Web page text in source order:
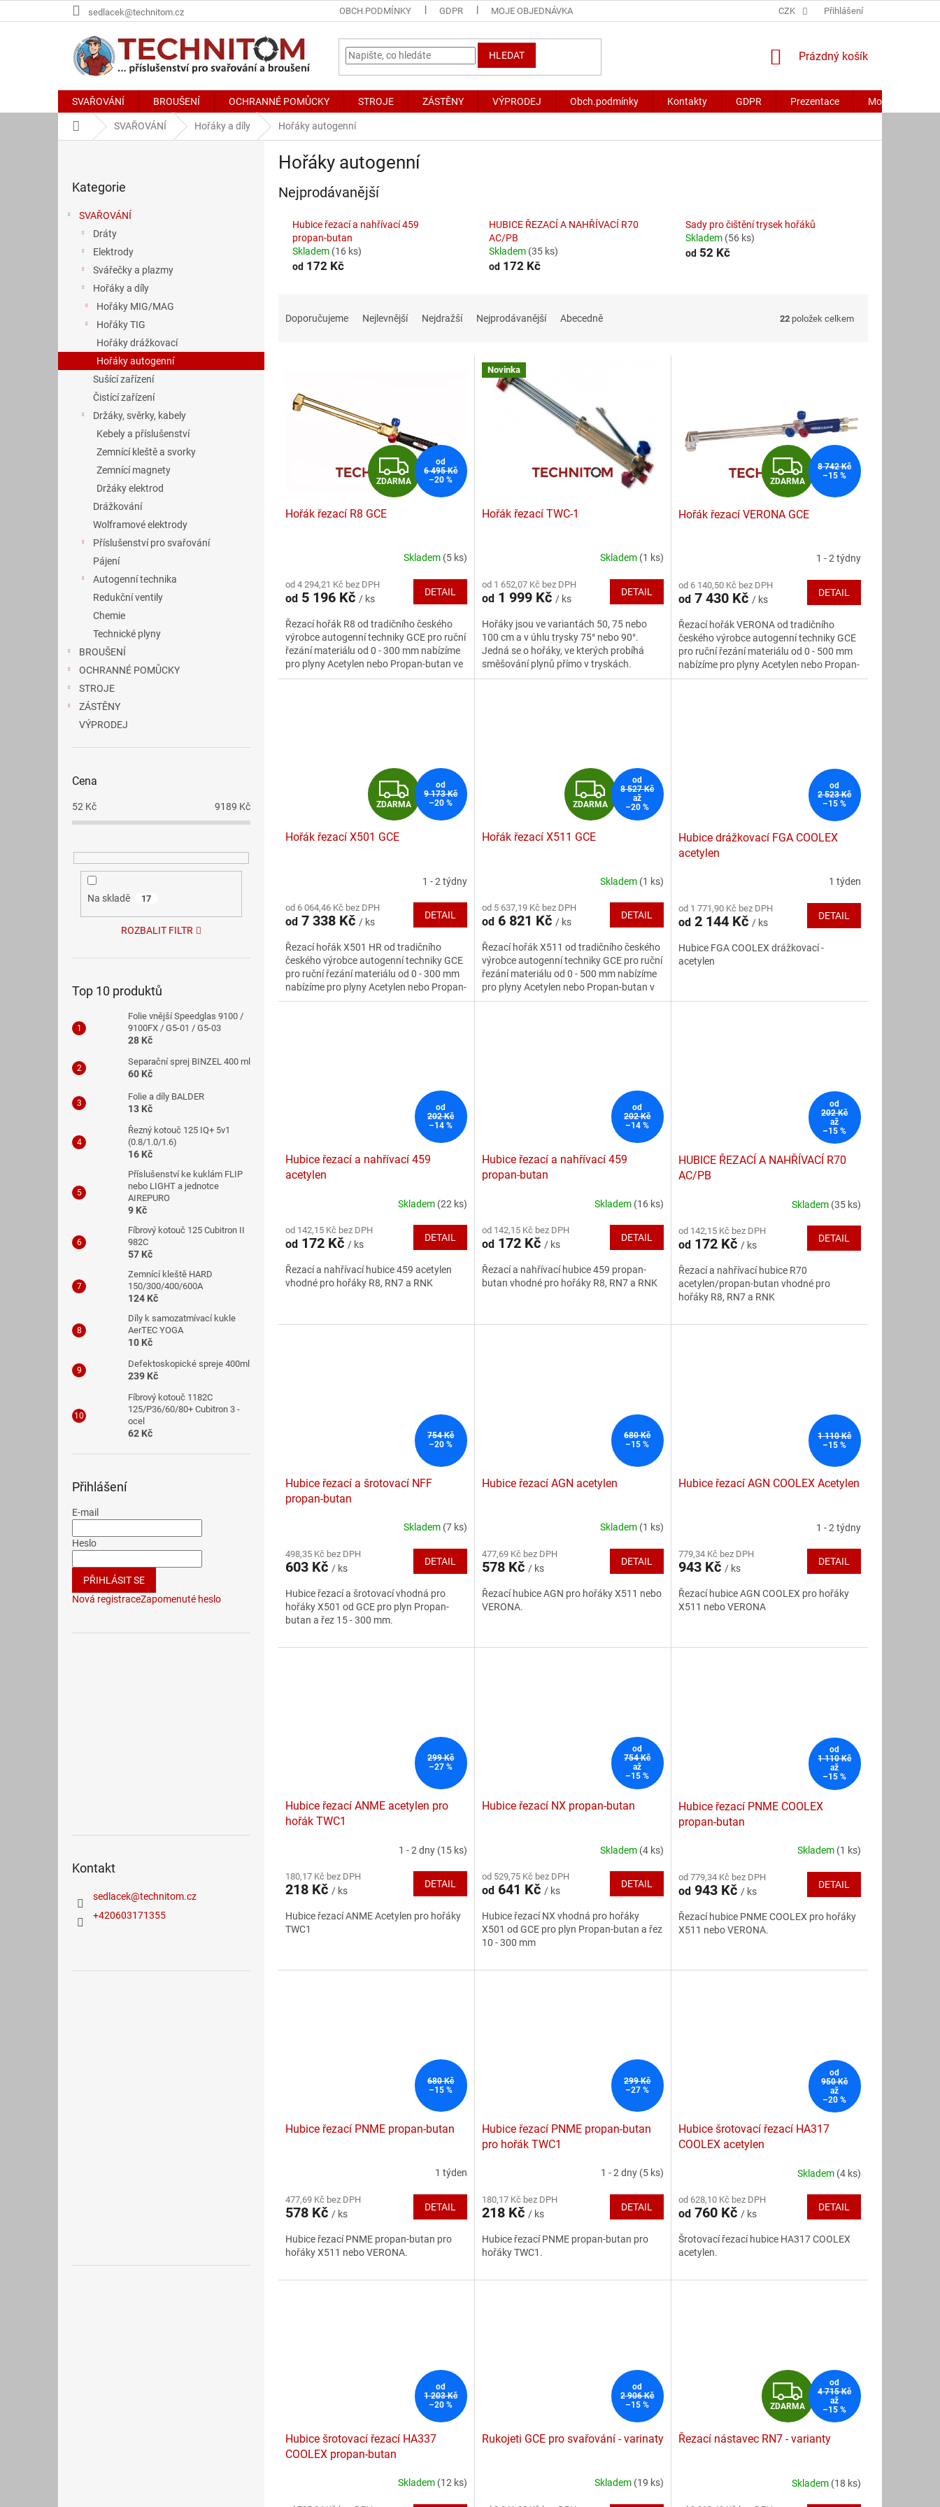
na
sedlacek@technitom.cz OBCH.PODMÍNKY GDPR MOJE OBJEDNÁVKA CZK Přihlášení
HLEDAT
NÁKUPNÍ
Prázdný košík
SVAŘOVÁNÍ BROUŠENÍ OCHRANNÉ POMŮCKY STROJE ZÁSTĚNY VÝPRODEJ Obch.podmínky Kontakty GDPR Prezentace Moje
Domů SVAŘOVÁNÍ Hořáky a díly Hořáky autogenní
l
kategorie
Kategorie
SVAŘOVÁNÍ
Dráty
Elektrody
Svářečky a plazmy
Hořáky a díly
Hořáky MIG/MAG
Hořáky TIG
Hořáky drážkovací
Hořáky autogenní
Sušící zařízení
Čistící zařízení
Držáky, svěrky, kabely
Kebely a příslušenství
Zemnící kleště a svorky
Zemnící magnety
Držáky elektrod
Drážkování
Wolframové elektrody
Příslušenství pro svařování
Pájení
Autogenní technika
Redukční ventily
Chemie
Technické plyny
BROUŠENÍ
OCHRANNÉ POMŮCKY
STROJE
ZÁSTĚNY
VÝPRODEJ
Cena
52 Kč 9189 Kč
Na skladě 17
ROZBALIT FILTR
Top 10 produktů
Folie vnější Speedglas 9100 /
9100FX / G5-01 / G5-03
28 Kč
Separační sprej BINZEL 400 ml
60 Kč
Folie a díly BALDER
13 Kč
Řezný kotouč 125 IQ+ 5v1
(0.8/1.0/1.6)
16 Kč
Příslušenství ke kuklám FLIP
nebo LIGHT a jednotce
AIREPURO
9 Kč
Fíbrový kotouč 125 Cubitron II
982C
57 Kč
Zemnící kleště HARD
150/300/400/600A
124 Kč
Díly k samozatmívací kukle
AerTEC YOGA
10 Kč
Defektoskopické spreje 400ml
239 Kč
Fíbrový kotouč 1182C
125/P36/60/80+ Cubitron 3 -
ocel
62 Kč
Přihlášení
E-mail
Heslo
PŘIHLÁSIT SE
Nová registraceZapomenuté heslo
Kontakt
sedlacek@technitom.cz
+420603171355
Hořáky autogenní
Nejprodávanější
Hubice řezací a nahřívací 459
propan-butan
Skladem (16 ks)
od 172 Kč
HUBICE ŘEZACÍ A NAHŘÍVACÍ R70
AC/PB
Skladem (35 ks)
od172 Kč
Sady pro čištění trysek hořáků
Skladem (56 ks)
od52 Kč
Doporučujeme Nejlevnější Nejdražší Nejprodávanější Abecedně 22 položek celkem
Z
D
R
M
A
ZDARMA
od
6 495 Kč
–20 %
Hořák řezací R8 GCE
produktu
je
z
5
hvězdiček.
Skladem (5 ks)
od 4 294,21 Kč bez DPH
od 5 196 Kč / ks
DETAIL
Řezací hořák R8 od tradičního českého
výrobce autogenní techniky GCE pro ruční
řezání materiálu od 0 - 300 mm nabízíme
pro plyny Acetylen nebo Propan-butan ve
dvou délkách 510 nebo 900 mm.
Novinka
Hořák řezací TWC-1
produktu
je
z
5
hvězdiček.
Skladem (1 ks)
od 1 652,07 Kč bez DPH
od1 999 Kč / ks
DETAIL
Hořáky jsou ve variantách 50, 75 nebo
100 cm a v úhlu trysky 75° nebo 90°.
Jedná se o hořáky, ve kterých probíhá
směšování plynů přímo v tryskách.
Z
D
A
R
M
A
ZDARMA
8 742 Kč
–15 %
Hořák řezací VERONA GCE
produktu
je
z
5
hvězdiček.
1 - 2 týdny
od 6 140,50 Kč bez DPH
od7 430 Kč / ks
DETAIL
Řezací hořák VERONA od tradičního
českého výrobce autogenní techniky GCE
pro ruční řezání materiálu od 0 - 500 mm
nabízíme pro plyny Acetylen nebo Propan-
butan v délkách 520 nebo 850 mm. K
Z
D
R
M
A
ZDARMA
od
9 173 Kč
–20 %
Hořák řezací X501 GCE
produktu
je
z
5
hvězdiček.
1 - 2 týdny
od 6 064,46 Kč bez DPH
od 7 338 Kč / ks
DETAIL
Řezací hořák X501 HR od tradičního
českého výrobce autogenní techniky GCE
pro ruční řezání materiálu od 0 - 300 mm
nabízíme pro plyny Acetylen nebo Propan-
butan ve dvou délkách 530 nebo 810 mm.
Z
D
R
M
A
ZDARMA
od
8 527 Kč
až
–20 %
Hořák řezací X511 GCE
produktu
je
z
5
hvězdiček.
Skladem (1 ks)
od 5 637,19 Kč bez DPH
od6 821 Kč / ks
DETAIL
Řezací hořák X511 od tradičního českého
výrobce autogenní techniky GCE pro ruční
řezání materiálu od 0 - 500 mm nabízíme
pro plyny Acetylen nebo Propan-butan v
délkách 470, 855 nebo 1155 mm. K
od
2 523 Kč
–15 %
Hubice drážkovací FGA COOLEX
acetylen
produktu
je
z
5
1 týden
od 1 771,90 Kč bez DPH
od2 144 Kč / ks
DETAIL
Hubice FGA COOLEX drážkovací -
acetylen
od
202 Kč
–14 %
Hubice řezací a nahřívací 459
acetylen
produktu
je
z
5
Skladem (22 ks)
od 142,15 Kč bez DPH
od 172 Kč / ks
DETAIL
Řezací a nahřívací hubice 459 acetylen
vhodné pro hořáky R8, RN7 a RNK
od
202 Kč
–14 %
Hubice řezací a nahřívací 459
propan-butan
produktu
je
z
5
Skladem (16 ks)
od 142,15 Kč bez DPH
od172 Kč / ks
DETAIL
Řezací a nahřívací hubice 459 propan-
butan vhodné pro hořáky R8, RN7 a RNK
od
202 Kč
až
–15 %
HUBICE ŘEZACÍ A NAHŘÍVACÍ R70
AC/PB
produktu
je
z
5
hvězdiček.
Skladem (35 ks)
od 142,15 Kč bez DPH
od172 Kč / ks
DETAIL
Řezací a nahřívací hubice R70
acetylen/propan-butan vhodné pro
hořáky R8, RN7 a RNK
754 Kč
–20 %
Hubice řezací a šrotovací NFF
propan-butan
Skladem (7 ks)
498,35 Kč bez DPH
603 Kč / ks
DETAIL
Hubice řezací a šrotovací vhodná pro
hořáky X501 od GCE pro plyn Propan-
butan a řez 15 - 300 mm.
680 Kč
–15 %
Hubice řezací AGN acetylen
produktu
je
z
5
Skladem (1 ks)
477,69 Kč bez DPH
578 Kč / ks
DETAIL
Řezací hubice AGN pro hořáky X511 nebo
VERONA.
1 110 Kč
–15 %
Hubice řezací AGN COOLEX Acetylen
produktu
je
z
5
1 - 2 týdny
779,34 Kč bez DPH
943 Kč / ks
DETAIL
Řezací hubice AGN COOLEX pro hořáky
X511 nebo VERONA
299 Kč
–27 %
Hubice řezací ANME acetylen pro
hořák TWC1
1 - 2 dny (15 ks)
180,17 Kč bez DPH
218 Kč / ks
DETAIL
Hubice řezací ANME Acetylen pro hořáky
TWC1
od
754 Kč
až
–15 %
Hubice řezací NX propan-butan
produktu
je
z
5
hvězdiček.
Skladem (4 ks)
od 529,75 Kč bez DPH
od641 Kč / ks
DETAIL
Hubice řezací NX vhodná pro hořáky
X501 od GCE pro plyn Propan-butan a řez
10 - 300 mm
od
1 110 Kč
až
–15 %
Hubice řezací PNME COOLEX
propan-butan
produktu
je
z
5
Skladem (1 ks)
od 779,34 Kč bez DPH
od943 Kč / ks
DETAIL
Řezací hubice PNME COOLEX pro hořáky
X511 nebo VERONA.
680 Kč
–15 %
Hubice řezací PNME propan-butan
produktu
je
z
5
1 týden
477,69 Kč bez DPH
578 Kč / ks
DETAIL
Hubice řezací PNME propan-butan pro
hořáky X511 nebo VERONA.
299 Kč
–27 %
Hubice řezací PNME propan-butan
pro hořák TWC1
1 - 2 dny (5 ks)
180,17 Kč bez DPH
218 Kč / ks
DETAIL
Hubice řezací PNME propan-butan pro
hořáky TWC1.
od
950 Kč
až
–20 %
Hubice šrotovací řezací HA317
COOLEX acetylen
produktu
je
z
5
Skladem (4 ks)
od 628,10 Kč bez DPH
od760 Kč / ks
DETAIL
Šrotovací řezací hubice HA317 COOLEX
acetylen.
od
1 203 Kč
–20 %
Hubice šrotovací řezací HA337
COOLEX propan-butan
Skladem (12 ks)
od
2 906 Kč
–15 %
Rukojeti GCE pro svařování - varinaty
Skladem (19 ks)
Z
D
A
R
ZDARMA
od
4 715 Kč
až
–15 %
Řezací nástavec RN7 - varianty
Skladem (18 ks)